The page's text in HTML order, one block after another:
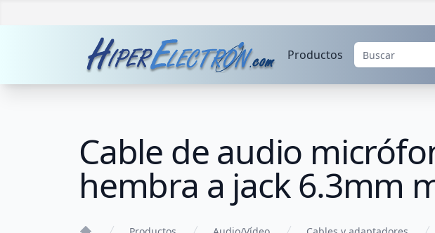
Productos
Cable de audio
hembra a jack 6.3mm